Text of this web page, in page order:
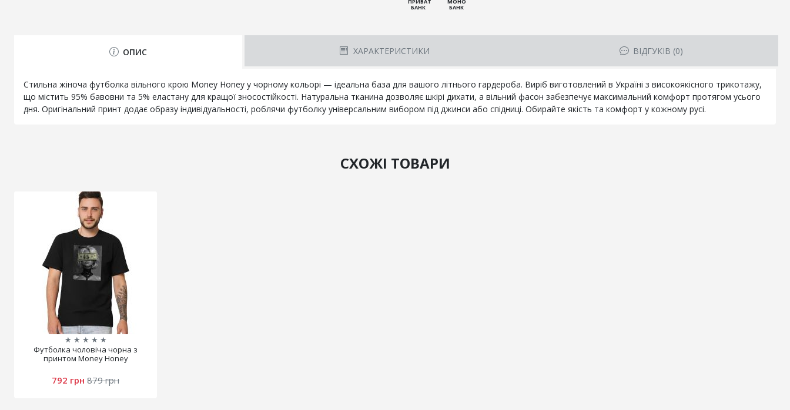
ПРИВАТ
БАНК
МОНО
БАНК
ОПИС ХАРАКТЕРИСТИКИ ВІДГУКІВ (0)
Стильна жіноча футболка вільного крою Money Honey у чорному кольорі — ідеальна база для вашого літнього гардероба. Виріб виготовлений в Україні з високоякісного трикотажу,
що містить 95% бавовни та 5% еластану для кращої зносостійкості. Натуральна тканина дозволяє шкірі дихати, а вільний фасон забезпечує максимальний комфорт протягом усього
дня. Оригінальний принт додає образу індивідуальності, роблячи футболку універсальним вибором під джинси або спідниці. Обирайте якість та комфорт у кожному русі.
СХОЖІ ТОВАРИ
★ ★ ★ ★ ★
Футболка чоловіча чорна з
принтом Money Honey
792 грн 879 грн